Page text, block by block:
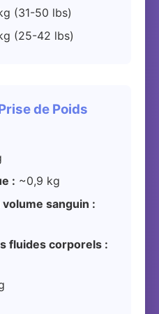
(31-50 lbs)
(25-42 lbs)
de Poids
: ~0,9 kg
sanguin :
fluides corporels :